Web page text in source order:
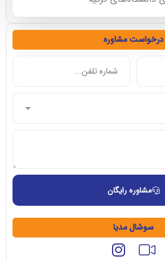
درخواست مشاوره
مشاوره رایگان
سوشال مدیا